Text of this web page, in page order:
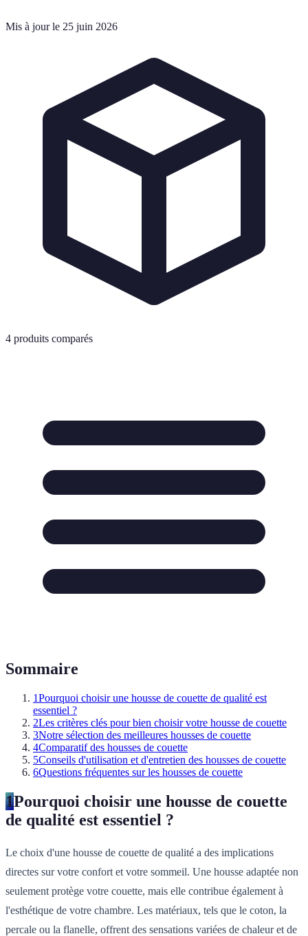
Mis à jour le 25 juin 2026
4 produits comparés
Sommaire
1Pourquoi choisir une housse de couette de qualité est
essentiel ?
2Les critères clés pour bien choisir votre housse de couette
3Notre sélection des meilleures housses de couette
4Comparatif des housses de couette
5Conseils d'utilisation et d'entretien des housses de couette
6Questions fréquentes sur les housses de couette
1Pourquoi choisir une housse de couette
de qualité est essentiel ?
Le choix d'une housse de couette de qualité a des implications
directes sur votre confort et votre sommeil. Une housse adaptée non
seulement protège votre couette, mais elle contribue également à
l'esthétique de votre chambre. Les matériaux, tels que le coton, la
percale ou la flanelle, offrent des sensations variées de chaleur et de